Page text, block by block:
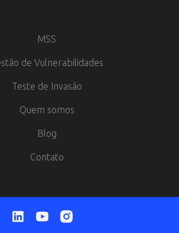
MSS
de Vulnerabilidades
Teste de Invasão
Quem somos
Blog
Contato